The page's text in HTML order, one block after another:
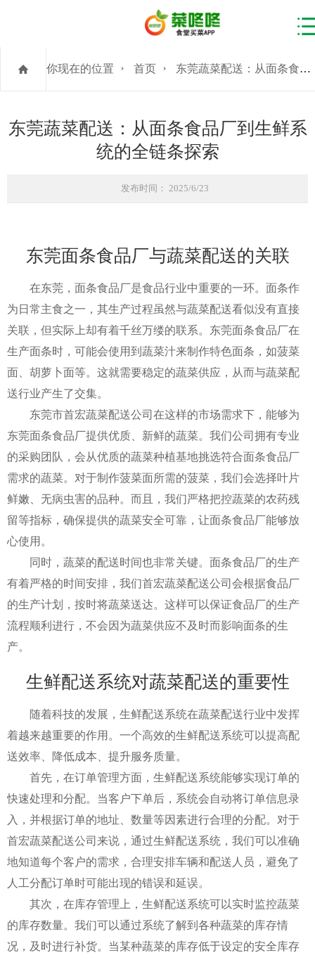
你现在的位置 首页 东莞蔬菜配送：从面条食品厂到生鲜系统的全链条探索
东莞蔬菜配送：从面条食品厂到生鲜系
统的全链条探索
发布时间： 2025/6/23
东莞面条食品厂与蔬菜配送的关联
在东莞，面条食品厂是食品行业中重要的一环。面条作
为日常主食之一，其生产过程虽然与蔬菜配送看似没有直接
关联，但实际上却有着千丝万缕的联系。东莞面条食品厂在
生产面条时，可能会使用到蔬菜汁来制作特色面条，如菠菜
面、胡萝卜面等。这就需要稳定的蔬菜供应，从而与蔬菜配
送行业产生了交集。
东莞市首宏蔬菜配送公司在这样的市场需求下，能够为
东莞面条食品厂提供优质、新鲜的蔬菜。我们公司拥有专业
的采购团队，会从优质的蔬菜种植基地挑选符合面条食品厂
需求的蔬菜。对于制作菠菜面所需的菠菜，我们会选择叶片
鲜嫩、无病虫害的品种。而且，我们严格把控蔬菜的农药残
留等指标，确保提供的蔬菜安全可靠，让面条食品厂能够放
心使用。
同时，蔬菜的配送时间也非常关键。面条食品厂的生产
有着严格的时间安排，我们首宏蔬菜配送公司会根据食品厂
的生产计划，按时将蔬菜送达。这样可以保证食品厂的生产
流程顺利进行，不会因为蔬菜供应不及时而影响面条的生
产。
生鲜配送系统对蔬菜配送的重要性
随着科技的发展，生鲜配送系统在蔬菜配送行业中发挥
着越来越重要的作用。一个高效的生鲜配送系统可以提高配
送效率、降低成本、提升服务质量。
首先，在订单管理方面，生鲜配送系统能够实现订单的
快速处理和分配。当客户下单后，系统会自动将订单信息录
入，并根据订单的地址、数量等因素进行合理的分配。对于
首宏蔬菜配送公司来说，通过生鲜配送系统，我们可以准确
地知道每个客户的需求，合理安排车辆和配送人员，避免了
人工分配订单时可能出现的错误和延误。
其次，在库存管理上，生鲜配送系统可以实时监控蔬菜
的库存数量。我们可以通过系统了解到各种蔬菜的库存情
况，及时进行补货。当某种蔬菜的库存低于设定的安全库存